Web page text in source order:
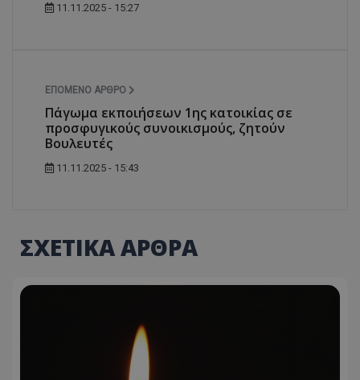
11.11.2025 - 15:27
ΕΠΌΜΕΝΟ ΆΡΘΡΟ
Πάγωμα εκποιήσεων 1ης κατοικίας σε
προσφυγικούς συνοικισμούς, ζητούν
Βουλευτές
11.11.2025 - 15:43
ΣΧΕΤΙΚΑ ΑΡΘΡΑ